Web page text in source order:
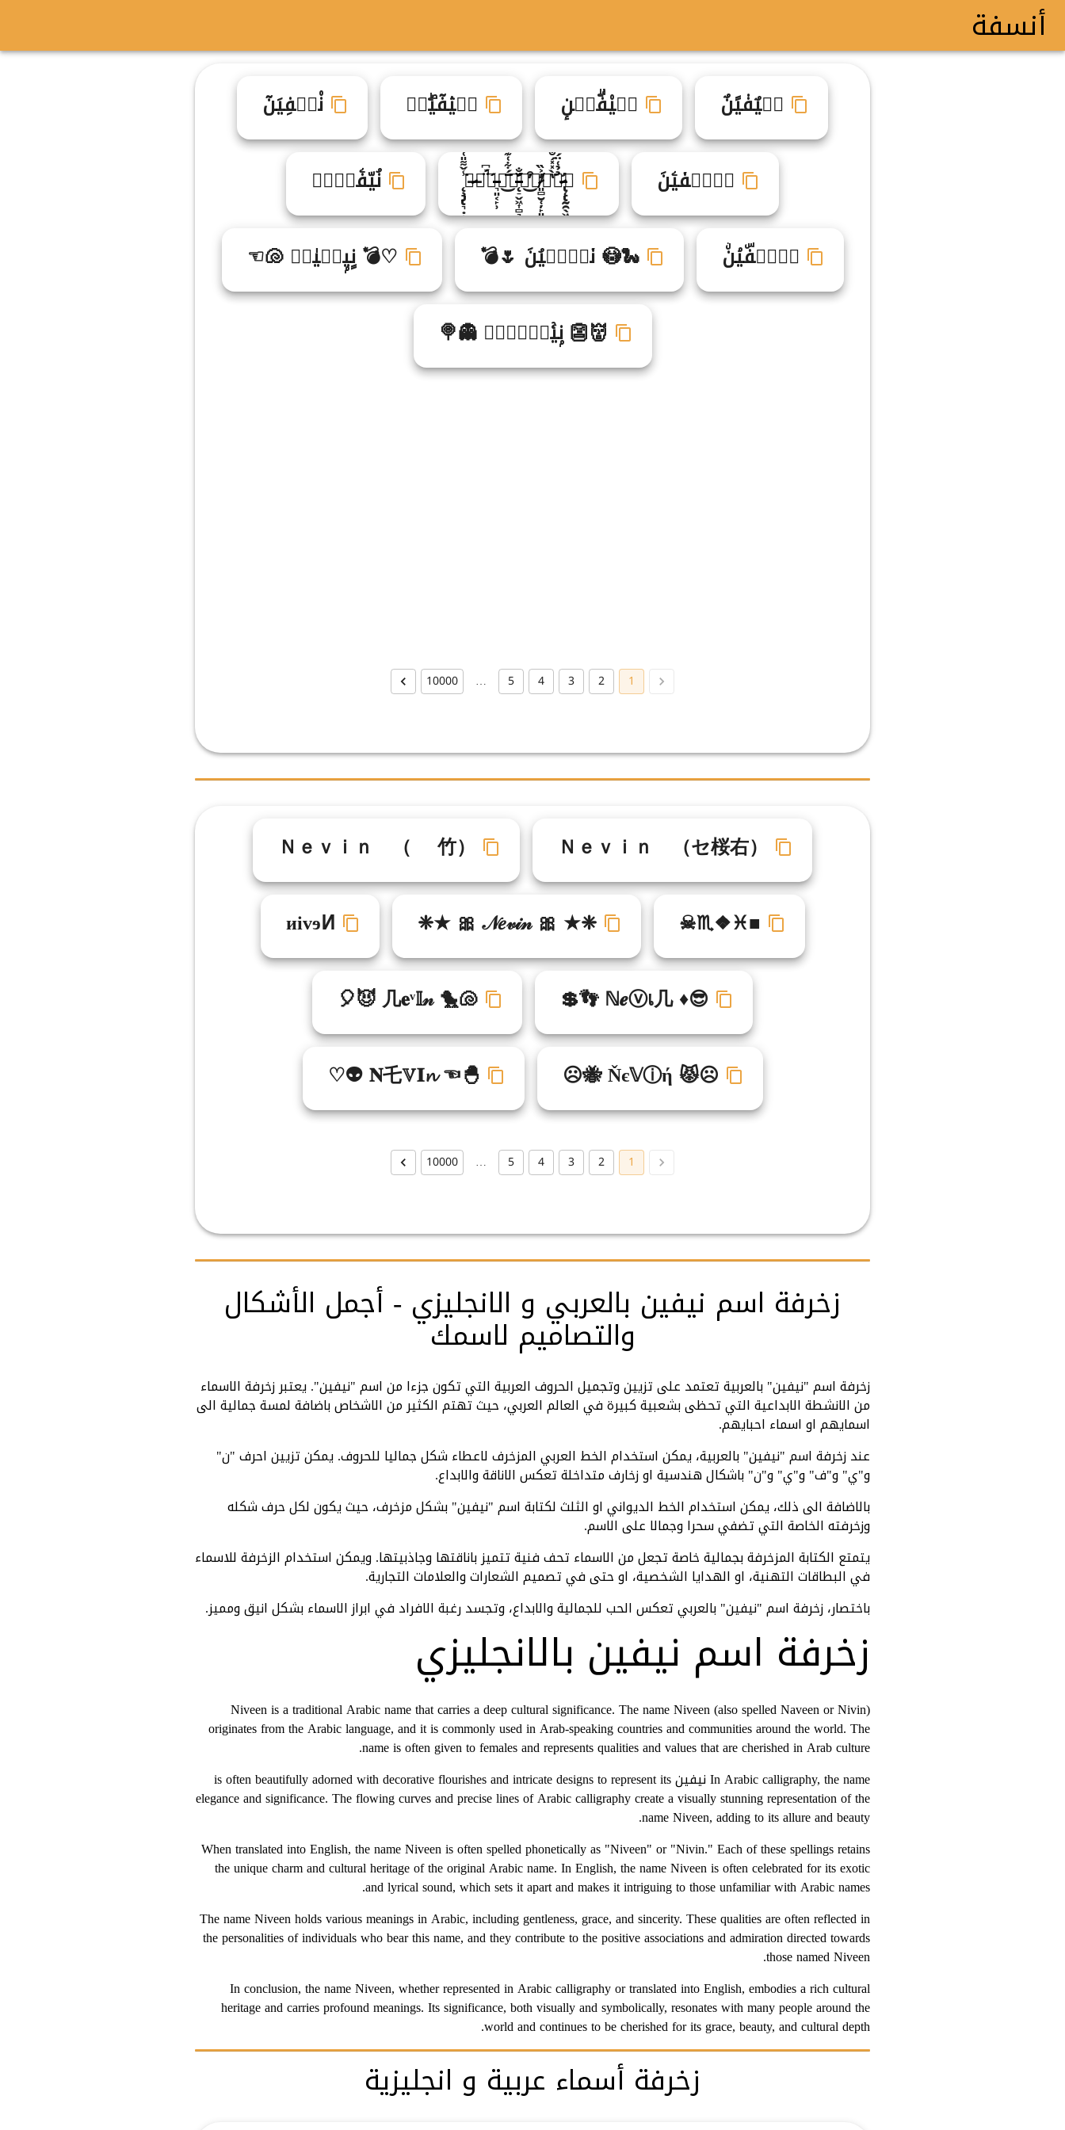
أنسفة
نࣸيٌف۟يًنٌ ن۬ي۠فۗيࣺنٕ نࣼيۛفٓيۖنࣹ ن۠يࣸفِيَنٓ
نࣾيࣼفۤيۧنَ ن̵̷̢̨̢̛̰̯̖͖̳̻͕͙̗̙̺̉̉͑̈́̈ٔ̔̀̽̽́̐͘ي̸̷͈̻̮̜̦̙͈̝̦̱͕̖̓͐̏۠͒̕͜ف̵̵̨̛̠̬͖͎̻͉̗̆̐۬̄́͋͑͊͘͜ي̵̵͉͈͔̙̹́ࣾ̈́͆̚ن̶̷َ̨̧̡̢͉̣̝̬̣͇̱̠̦̫͉̞̾̌͌̎͑̐̈́̀̌͘͜ نُيّفۧيࣶنࣺ
نࣳيࣳفۜيۘنۨ 🐍😳 نۤيࣶفࣺيُنَ 🌷💣 ♡💣 نٍيۭفࣷيٰنࣶ 🐚☜
👹👺 نۭيۚفࣵيࣹنࣳ 👻🍭
1
2
3
4
5
…
10000
Ｎｅｖｉｎ （セ桜右）
Ｎｅｖｉｎ （ゝ 竹）
☠︎♏︎❖︎♓︎■︎
❈★ 🎀 𝒩𝑒𝓋𝒾𝓃 🎀 ★❈
ᴎivɘͶ
💲👣 ℕ𝒆ⓥเ几 ♦😎
🎈😈 几𝐞ᵛ𝕀𝓃 🐤🐚
☹🐝 Ňє𝕍ⓘή 😾☹
♡👽 𝐍乇𝕍𝐈𝓷 ☜🐣
1
2
3
4
5
…
10000
زخرفة اسم نيفين بالعربي و الانجليزي - أجمل الأشكال
والتصاميم لاسمك
زخرفة اسم "نيفين" بالعربية تعتمد على تزيين وتجميل الحروف العربية التي تكون جزءا من اسم "نيفين". يعتبر زخرفة الاسماء
من الانشطة الابداعية التي تحظى بشعبية كبيرة في العالم العربي، حيث تهتم الكثير من الاشخاص باضافة لمسة جمالية الى
اسمايهم او اسماء احبايهم.
عند زخرفة اسم "نيفين" بالعربية، يمكن استخدام الخط العربي المزخرف لاعطاء شكل جماليا للحروف. يمكن تزيين احرف "ن"
و"ي" و"ف" و"ي" و"ن" باشكال هندسية او زخارف متداخلة تعكس الاناقة والابداع.
بالاضافة الى ذلك، يمكن استخدام الخط الديواني او الثلث لكتابة اسم "نيفين" بشكل مزخرف، حيث يكون لكل حرف شكله
وزخرفته الخاصة التي تضفي سحرا وجمالا على الاسم.
يتمتع الكتابة المزخرفة بجمالية خاصة تجعل من الاسماء تحف فنية تتميز باناقتها وجاذبيتها. ويمكن استخدام الزخرفة للاسماء
في البطاقات التهنية، او الهدايا الشخصية، او حتى في تصميم الشعارات والعلامات التجارية.
باختصار، زخرفة اسم "نيفين" بالعربي تعكس الحب للجمالية والابداع، وتجسد رغبة الافراد في ابراز الاسماء بشكل انيق ومميز.
زخرفة اسم نيفين بالانجليزي
Niveen is a traditional Arabic name that carries a deep cultural significance. The name Niveen (also spelled Naveen or Nivin)
originates from the Arabic language, and it is commonly used in Arab-speaking countries and communities around the world. The
name is often given to females and represents qualities and values that are cherished in Arab culture.
In Arabic calligraphy, the name نيفين is often beautifully adorned with decorative flourishes and intricate designs to represent its
elegance and significance. The flowing curves and precise lines of Arabic calligraphy create a visually stunning representation of the
name Niveen, adding to its allure and beauty.
When translated into English, the name Niveen is often spelled phonetically as "Niveen" or "Nivin." Each of these spellings retains
the unique charm and cultural heritage of the original Arabic name. In English, the name Niveen is often celebrated for its exotic
and lyrical sound, which sets it apart and makes it intriguing to those unfamiliar with Arabic names.
The name Niveen holds various meanings in Arabic, including gentleness, grace, and sincerity. These qualities are often reflected in
the personalities of individuals who bear this name, and they contribute to the positive associations and admiration directed towards
those named Niveen.
In conclusion, the name Niveen, whether represented in Arabic calligraphy or translated into English, embodies a rich cultural
heritage and carries profound meanings. Its significance, both visually and symbolically, resonates with many people around the
world and continues to be cherished for its grace, beauty, and cultural depth.
زخرفة أسماء عربية و انجليزية